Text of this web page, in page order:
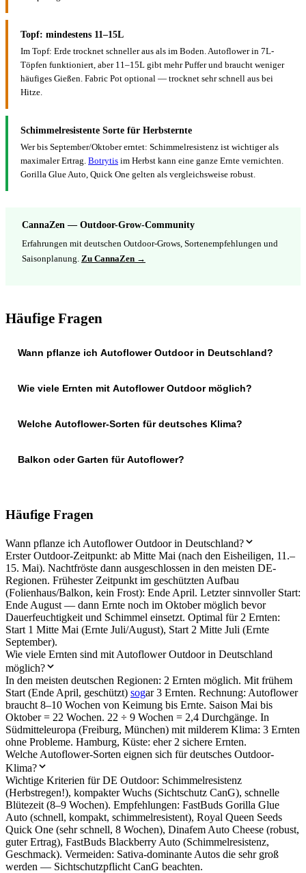
Topf: mindestens 11–15L
Im Topf: Erde trocknet schneller aus als im Boden. Autoflower in 7L-
Töpfen funktioniert, aber 11–15L gibt mehr Puffer und braucht weniger
häufiges Gießen. Fabric Pot optional — trocknet sehr schnell aus bei
Hitze.
Schimmelresistente Sorte für Herbsternte
Wer bis September/Oktober erntet: Schimmelresistenz ist wichtiger als
maximaler Ertrag. Botrytis im Herbst kann eine ganze Ernte vernichten.
Gorilla Glue Auto, Quick One gelten als vergleichsweise robust.
CannaZen — Outdoor-Grow-Community
Erfahrungen mit deutschen Outdoor-Grows, Sortenempfehlungen und
Saisonplanung. Zu CannaZen →
Häufige Fragen
Wann pflanze ich Autoflower Outdoor in Deutschland?
Wie viele Ernten mit Autoflower Outdoor möglich?
Welche Autoflower-Sorten für deutsches Klima?
Balkon oder Garten für Autoflower?
Häufige Fragen
Wann pflanze ich Autoflower Outdoor in Deutschland?
Erster Outdoor-Zeitpunkt: ab Mitte Mai (nach den Eisheiligen, 11.–
15. Mai). Nachtfröste dann ausgeschlossen in den meisten DE-
Regionen. Frühester Zeitpunkt im geschützten Aufbau
(Folienhaus/Balkon, kein Frost): Ende April. Letzter sinnvoller Start:
Ende August — dann Ernte noch im Oktober möglich bevor
Dauerfeuchtigkeit und Schimmel einsetzt. Optimal für 2 Ernten:
Start 1 Mitte Mai (Ernte Juli/August), Start 2 Mitte Juli (Ernte
September).
Wie viele Ernten sind mit Autoflower Outdoor in Deutschland
möglich?
In den meisten deutschen Regionen: 2 Ernten möglich. Mit frühem
Start (Ende April, geschützt) sogar 3 Ernten. Rechnung: Autoflower
braucht 8–10 Wochen von Keimung bis Ernte. Saison Mai bis
Oktober = 22 Wochen. 22 ÷ 9 Wochen = 2,4 Durchgänge. In
Südmitteleuropa (Freiburg, München) mit milderem Klima: 3 Ernten
ohne Probleme. Hamburg, Küste: eher 2 sichere Ernten.
Welche Autoflower-Sorten eignen sich für deutsches Outdoor-
Klima?
Wichtige Kriterien für DE Outdoor: Schimmelresistenz
(Herbstregen!), kompakter Wuchs (Sichtschutz CanG), schnelle
Blütezeit (8–9 Wochen). Empfehlungen: FastBuds Gorilla Glue
Auto (schnell, kompakt, schimmelresistent), Royal Queen Seeds
Quick One (sehr schnell, 8 Wochen), Dinafem Auto Cheese (robust,
guter Ertrag), FastBuds Blackberry Auto (Schimmelresistenz,
Geschmack). Vermeiden: Sativa-dominante Autos die sehr groß
werden — Sichtschutzpflicht CanG beachten.